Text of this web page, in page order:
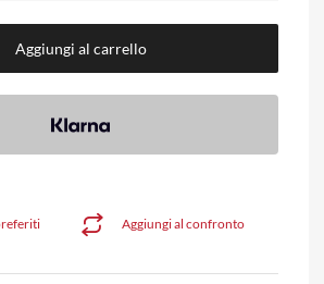
Aggiungi al carrello
Aggiungi al confronto